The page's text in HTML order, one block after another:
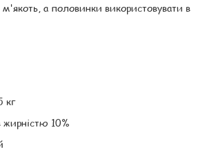
а половинки використовувати в
кг
10%